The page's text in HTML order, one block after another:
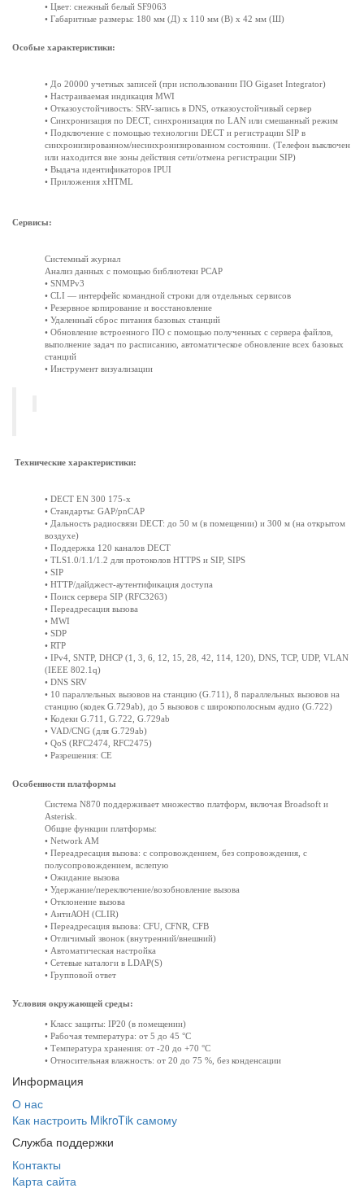
• Цвет: снежный белый SF9063
• Габаритные размеры: 180 мм (Д) x 110 мм (В) x 42 мм (Ш)
Особые характеристики:
• До 20000 учетных записей (при использовании ПО Gigaset Integrator)
• Настраиваемая индикация MWI
• Отказоустойчивость: SRV-запись в DNS, отказоустойчивый сервер
• Синхронизация по DECT, синхронизация по LAN или смешанный режим
• Подключение с помощью технологии DECT и регистрации SIP в
синхронизированном/несинхронизированном состоянии. (Телефон выключен
или находится вне зоны действия сети/отмена регистрации SIP)
• Выдача идентификаторов IPUI
• Приложения xHTML
Сервисы:
Системный журнал
Анализ данных с помощью библиотеки PCAP
• SNMPv3
• CLI — интерфейс командной строки для отдельных сервисов
• Резервное копирование и восстановление
• Удаленный сброс питания базовых станций
• Обновление встроенного ПО с помощью полученных с сервера файлов,
выполнение задач по расписанию, автоматическое обновление всех базовых
станций
• Инструмент визуализации
Технические характеристики:
• DECT EN 300 175-x
• Стандарты: GAP/pnCAP
• Дальность радиосвязи DECT: до 50 м (в помещении) и 300 м (на открытом
воздухе)
• Поддержка 120 каналов DECT
• TLS1.0/1.1/1.2 для протоколов HTTPS и SIP, SIPS
• SIP
• HTTP/дайджест-аутентификация доступа
• Поиск сервера SIP (RFC3263)
• Переадресация вызова
• MWI
• SDP
• RTP
• IPv4, SNTP, DHCP (1, 3, 6, 12, 15, 28, 42, 114, 120), DNS, TCP, UDP, VLAN
(IEEE 802.1q)
• DNS SRV
• 10 параллельных вызовов на станцию (G.711), 8 параллельных вызовов на
станцию (кодек G.729ab), до 5 вызовов с широкополосным аудио (G.722)
• Кодеки G.711, G.722, G.729ab
• VAD/CNG (для G.729ab)
• QoS (RFC2474, RFC2475)
• Разрешения: CE
Особенности платформы
Система N870 поддерживает множество платформ, включая Broadsoft и
Asterisk.
Общие функции платформы:
• Network AM
• Переадресация вызова: с сопровождением, без сопровождения, с
полусопровождением, вслепую
• Ожидание вызова
• Удержание/переключение/возобновление вызова
• Отклонение вызова
• АнтиАОН (CLIR)
• Переадресация вызова: CFU, CFNR, CFB
• Отличимый звонок (внутренний/внешний)
• Автоматическая настройка
• Сетевые каталоги в LDAP(S)
• Групповой ответ
Условия окружающей среды:
• Класс защиты: IP20 (в помещении)
• Рабочая температура: от 5 до 45 °C
• Температура хранения: от -20 до +70 °C
• Относительная влажность: от 20 до 75 %, без конденсации
Информация
О нас
Как настроить MikroTik самому
Служба поддержки
Контакты
Карта сайта